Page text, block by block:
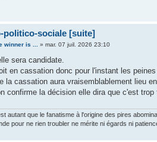
politico-sociale [suite]
winner is ... » mar. 07 juil. 2026 23:10
sera candidate.
en cassation donc pour l'instant les
la cassation aura vraisemblablement lieu
confirme la décision elle dira que c'est trop
autant que le fanatisme à l'origine des pires
pour ne rien troubler ne mérite ni égards ni